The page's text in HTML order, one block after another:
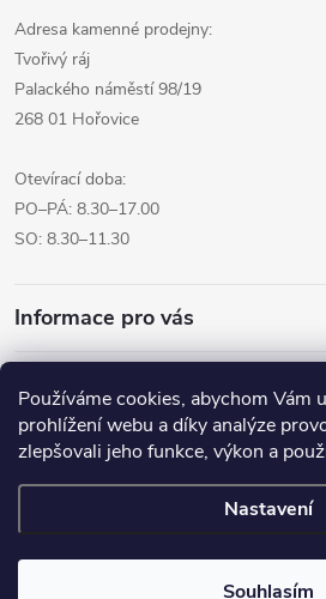
Používáme cookies, abychom Vám
prohlížení webu a díky analýze
zlepšovali jeho funkce, výkon a
Nastavení
Souhlasím
Adresa kamenné prodejny:
Tvořivý ráj
Palackého náměstí 98/19
268 01 Hořovice
Otevírací doba:
PO–PÁ: 8.30–17.00
SO: 8.30–11.30
Informace pro vás
Přijímáme online platby
vyhrazena.